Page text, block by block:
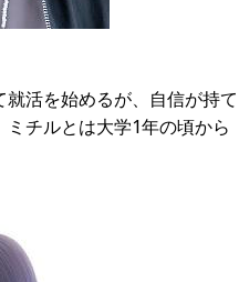
活を始めるが、自信が持て
チルとは大学1年の頃から